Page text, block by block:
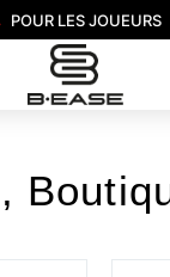
POUR LES JOUEURS
,